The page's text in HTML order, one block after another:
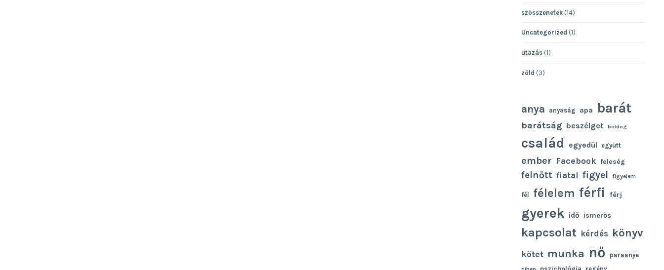
szösszenetek (14)
Uncategorized (1)
utazás (1)
zöld (3)
anya anyaság apa barát
barátság beszélget boldog
család egyedül együtt
ember Facebook feleség
felnőtt fiatal figyel figyelem
fél félelem férfi férj
gyerek idő ismerős
kapcsolat kérdés könyv
kötet munka nő paraanya
pszichológia regény